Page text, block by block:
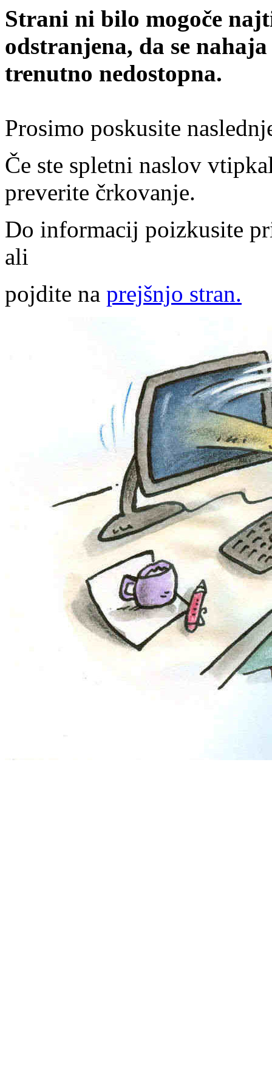
Strani ni bilo mogoče
odstranjena, da se
trenutno nedostopna.
Prosimo poskusite
Če ste spletni naslov
preverite črkovanje.
Do informacij poizkusite
ali
pojdite na prejšnjo stran.